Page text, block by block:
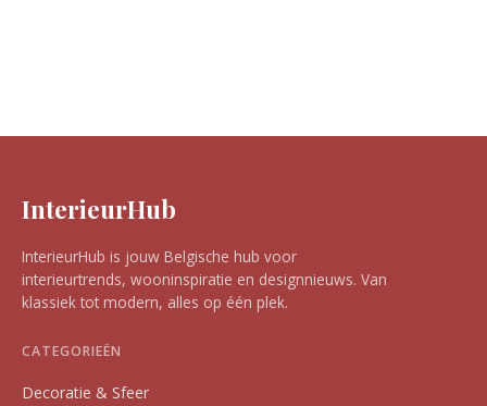
InterieurHub
InterieurHub is jouw Belgische hub voor
interieurtrends, wooninspiratie en designnieuws. Van
klassiek tot modern, alles op één plek.
CATEGORIEËN
Decoratie & Sfeer